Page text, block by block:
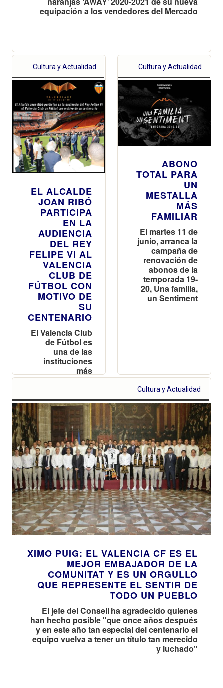
equipación a los vendedores del Mercado
Cultura y Actualidad
EL ALCALDE
JOAN RIBÓ
PARTICIPA
EN LA
AUDIENCIA
DEL REY
FELIPE VI AL
VALENCIA
CLUB DE
FÚTBOL CON
MOTIVO DE
SU
CENTENARIO
El Valencia Club
de Fútbol es
una de las
instituciones
más
importantes e
de nuestra
ciudad
Cultura y Actualidad
ABONO
TOTAL PARA
UN
MESTALLA
MÁS
FAMILIAR
El martes 11 de
junio, arranca la
campaña de
renovación de
abonos de la
temporada 19-
20, Una familia,
un Sentiment
Cultura y Actualidad
XIMO PUIG: EL VALENCIA CF ES EL
MEJOR EMBAJADOR DE LA
COMUNITAT Y ES UN ORGULLO
QUE REPRESENTE EL SENTIR DE
TODO UN PUEBLO
El jefe del Consell ha agradecido quienes
han hecho posible "que once años después
y en este año tan especial del centenario el
equipo vuelva a tener un título tan merecido
y luchado"